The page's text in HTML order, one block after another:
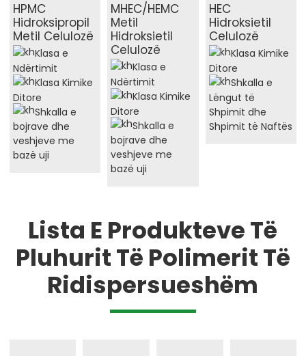
HPMC
Hidroksipropil
Metil Celulozë
Klasa e
Ndërtimit
Klasa Kimike
Ditore
Shkalla e
bojrave dhe
veshjeve me
bazë uji
MHEC/HEMC
Metil
Hidroksietil
Celulozë
Klasa e
Ndërtimit
Klasa Kimike
Ditore
Shkalla e
bojrave dhe
veshjeve me
bazë uji
HEC
Hidroksietil
Celulozë
Klasa Kimike
Ditore
Shkalla e
Lëngut të
Shpimit dhe
Shpimit të Naftës
Lista E Produkteve Të
Pluhurit Të Polimerit Të
Ridispersueshëm